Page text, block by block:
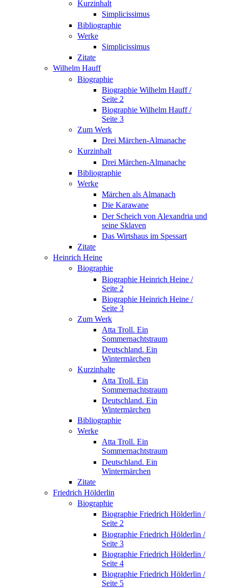
Kurzinhalt
Simplicissimus
Bibliographie
Werke
Simplicissimus
Zitate
Wilhelm Hauff
Biographie
Biographie Wilhelm Hauff /
Seite 2
Biographie Wilhelm Hauff /
Seite 3
Zum Werk
Drei Märchen-Almanache
Kurzinhalt
Drei Märchen-Almanache
Bibliographie
Werke
Märchen als Almanach
Die Karawane
Der Scheich von Alexandria und
seine Sklaven
Das Wirtshaus im Spessart
Zitate
Heinrich Heine
Biographie
Biographie Heinrich Heine /
Seite 2
Biographie Heinrich Heine /
Seite 3
Zum Werk
Atta Troll. Ein
Sommernachtstraum
Deutschland. Ein
Wintermärchen
Kurzinhalte
Atta Troll. Ein
Sommernachtstraum
Deutschland. Ein
Wintermärchen
Bibliographie
Werke
Atta Troll. Ein
Sommernachtstraum
Deutschland. Ein
Wintermärchen
Zitate
Friedrich Hölderlin
Biographie
Biographie Friedrich Hölderlin /
Seite 2
Biographie Friedrich Hölderlin /
Seite 3
Biographie Friedrich Hölderlin /
Seite 4
Biographie Friedrich Hölderlin /
Seite 5